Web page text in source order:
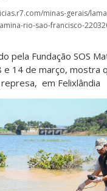
minas-gerais/
rio-sao-francisco-
pela Fundação SOS
e 14 de março, mostra
em Felixlândia